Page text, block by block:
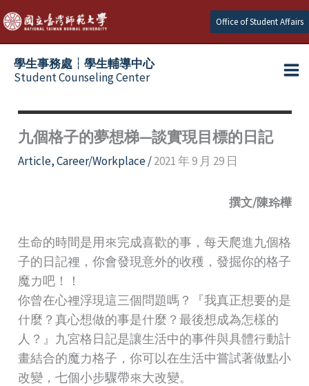
Skip
to
content
Office of Student Affairs
學生事務處┆學生輔導中心
Student Counseling Center
九個格子的夢想梯—談實現目標的日記
Article,Career/Workplace/2021 年 9 月 29 日
撰文/陳玲樺
生命的時間是用來完成喜歡的事，每天爬進九個格
子的日記裡，你會發現意外的收穫，發掘你的格子
魔力吧！！
你曾在心裡浮現這三個問題嗎？『我真正想要的是
什麼？真心想做的事是什麼？最後想成為怎樣的
人？』九宮格日記是讓生活中的事件與具體行動計
畫結合的魔力格子，你可以在生活中嘗試著做點小
改變，七個小步驟帶來大改變。